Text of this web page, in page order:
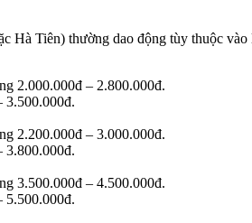
Tiên) thường dao động tùy thuộc
2.000.000đ – 2.800.000đ.
3.500.000đ.
2.200.000đ – 3.000.000đ.
3.800.000đ.
3.500.000đ – 4.500.000đ.
5.500.000đ.